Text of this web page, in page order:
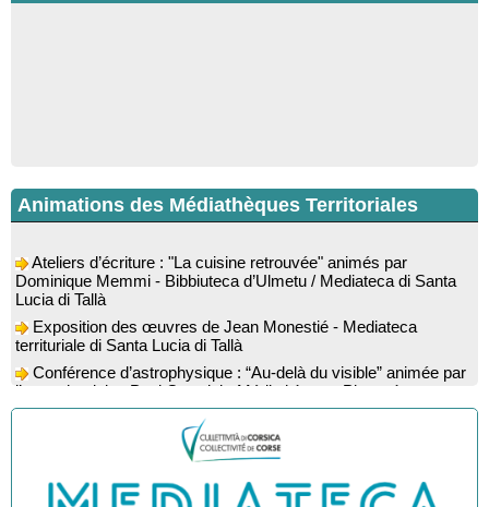
Animations des Médiathèques Territoriales
Dominique Memmi - Bibbiuteca d’Ulmetu / Mediateca di Santa
Lucia di Tallà
Exposition des œuvres de Jean Monestié - Mediateca
territuriale di Santa Lucia di Tallà
Conférence d’astrophysique : “Au-delà du visible” animée par
l’astrophysicien Paul Guerrini - Médiathèque - Pitretu è
Bicchisgià
Exposition des œuvres de Dominique Malberti Morin :
"Racines, peintures acryliques et aquarelles" - Mediateca
territuriale di Santa Lucia di Tallà
Animation : "Petits lecteurs" - Médiathèque - Pitretu è
Bicchisgià